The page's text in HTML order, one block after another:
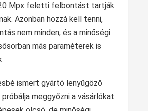
Mpx feletti felbontást tartják
Azonban hozzá kell tenni,
nem minden, és a minőségi
más paraméterek is
ismert gyártó lenyűgöző
meggyőzni a vásárlókat